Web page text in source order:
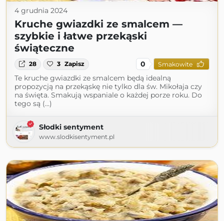
4 grudnia 2024
Kruche gwiazdki ze smalcem —
szybkie i łatwe przekąski
świąteczne
28 3 Zapisz 0 Smakowite
Te kruche gwiazdki ze smalcem będą idealną
propozycją na przekąskę nie tylko dla św. Mikołaja czy
na święta. Smakują wspaniale o każdej porze roku. Do
tego są (...)
Słodki sentyment
www.slodkisentyment.pl